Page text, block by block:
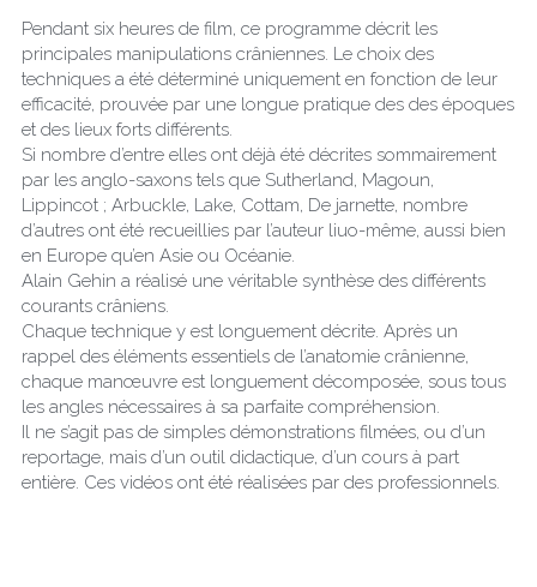
Pendant six heures de film, ce programme décrit les
principales manipulations crâniennes. Le choix des
techniques a été déterminé uniquement en fonction de leur
efficacité, prouvée par une longue pratique des des époques
et des lieux forts différents.
Si nombre d’entre elles ont déjà été décrites sommairement
par les anglo-saxons tels que Sutherland, Magoun,
Lippincot ; Arbuckle, Lake, Cottam, De jarnette, nombre
d’autres ont été recueillies par l’auteur liuo-même, aussi bien
en Europe qu’en Asie ou Océanie.
Alain Gehin a réalisé une véritable synthèse des différents
courants crâniens.
Chaque technique y est longuement décrite. Après un
rappel des éléments essentiels de l’anatomie crânienne,
chaque manœuvre est longuement décomposée, sous tous
les angles nécessaires à sa parfaite compréhension.
Il ne s’agit pas de simples démonstrations filmées, ou d’un
reportage, mais d’un outil didactique, d’un cours à part
entière. Ces vidéos ont été réalisées par des professionnels.